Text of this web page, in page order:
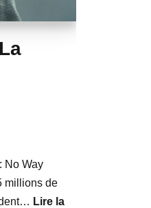
No Way
millions de
Lire la